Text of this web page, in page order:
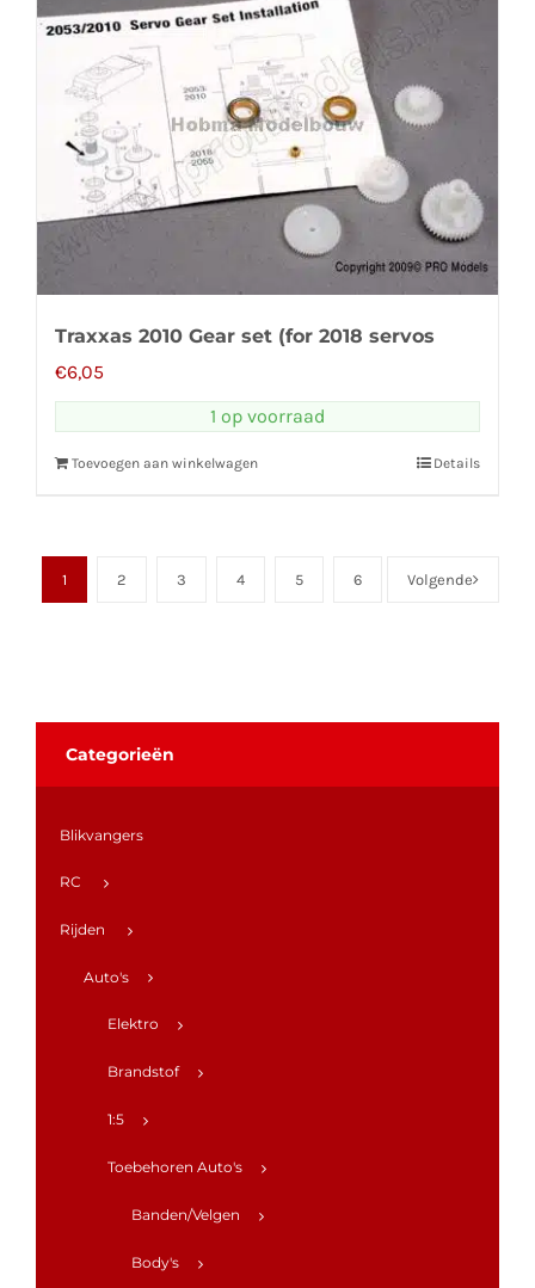
Traxxas 2010 Gear set (for 2018 servos
€6,05
1 op voorraad
Toevoegen aan winkelwagen Details
1 2 3 4 5 6 Volgende
Categorieën
Blikvangers
RC
Rijden
Auto's
Elektro
Brandstof
1:5
Toebehoren Auto's
Banden/Velgen
Body's